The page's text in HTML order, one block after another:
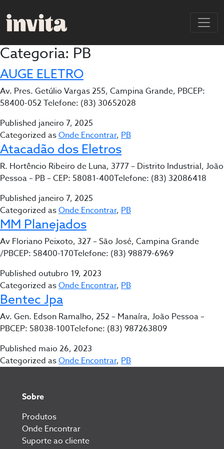
Categoria: PB
AUGE ELETRO
Av. Pres. Getúlio Vargas 255, Campina Grande, PBCEP:
58400-052 Telefone: (83) 30652028
Published janeiro 7, 2025
Categorized asOnde Encontrar, PB
Atacadão dos Eletros
R. Hortêncio Ribeiro de Luna, 3777 – Distrito Industrial, João
Pessoa – PB – CEP: 58081-400Telefone: (83) 32086418
Published janeiro 7, 2025
Categorized asOnde Encontrar, PB
MM Planejados
Av Floriano Peixoto, 327 – São José, Campina Grande
/PBCEP: 58400-170Telefone: (83) 98879-6969
Published outubro 19, 2023
Categorized asOnde Encontrar, PB
Bentec Jpa
Av. Gen. Edson Ramalho, 252 – Manaíra, João Pessoa –
PBCEP: 58038-100Telefone: (83) 987263809
Published maio 26, 2023
Categorized asOnde Encontrar, PB
Sobre
Produtos
Onde Encontrar
Suporte ao cliente